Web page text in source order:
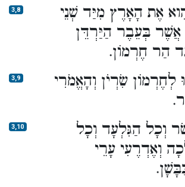
3,8
אֶת הָאָרֶץ מִיַּד שְׁנֵי
אֲשֶׁר בְּעֵבֶר הַיַּרְדֵּן
הַר חֶרְמוֹן.
3,9
לְחֶרְמוֹן שִׂרְיֹן וְהָאֱמֹרִי
3,10
וְכָל הַגִּלְעָד וְכָל
וְאֶדְרֶעִי עָרֵי